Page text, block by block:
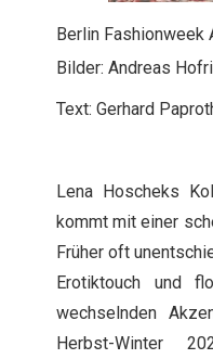
Berlin Fashionweek
Bilder: Andreas
Text: Gerhard
Lena Hoscheks
kommt mit einer
Früher oft
Erotiktouch und
wechselnden
Herbst-Winter